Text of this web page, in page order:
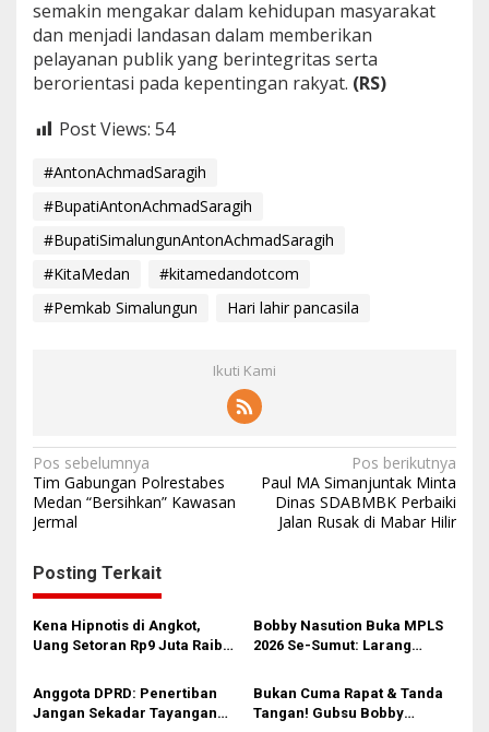
semakin mengakar dalam kehidupan masyarakat
dan menjadi landasan dalam memberikan
pelayanan publik yang berintegritas serta
berorientasi pada kepentingan rakyat. (RS)
Post Views: 54
#AntonAchmadSaragih
#BupatiAntonAchmadSaragih
#BupatiSimalungunAntonAchmadSaragih
#KitaMedan
#kitamedandotcom
#Pemkab Simalungun
Hari lahir pancasila
Ikuti Kami
N
a
v
i
g
a
s
i
p
Pos sebelumnya
Tim Gabungan Polrestabes
Medan “Bersihkan” Kawasan
Jermal
Pos berikutnya
Paul MA Simanjuntak Minta
Dinas SDABMBK Perbaiki
Jalan Rusak di Mabar Hilir
Posting Terkait
Kena Hipnotis di Angkot,
Uang Setoran Rp9 Juta Raib
Petugas PUD Medan
Memprihatinkan
Bobby Nasution Buka MPLS
2026 Se-Sumut: Larang
Hormati Guru dan Orang Tua
Anggota DPRD: Penertiban
Jangan Sekadar Tayangan
Bukan Cuma Rapat & Tanda
Tangan! Gubsu Bobby